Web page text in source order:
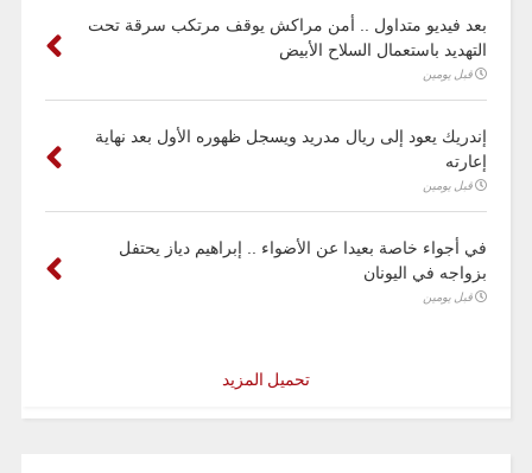
بعد فيديو متداول .. أمن مراكش يوقف مرتكب سرقة تحت
التهديد باستعمال السلاح الأبيض
قبل يومين
إندريك يعود إلى ريال مدريد ويسجل ظهوره الأول بعد نهاية
إعارته
قبل يومين
في أجواء خاصة بعيدا عن الأضواء .. إبراهيم دياز يحتفل
بزواجه في اليونان
قبل يومين
تحميل المزيد